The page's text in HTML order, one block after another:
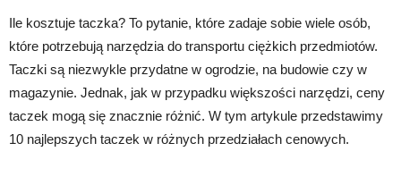
Ile kosztuje taczka? To pytanie, które zadaje sobie wiele osób,
które potrzebują narzędzia do transportu ciężkich przedmiotów.
Taczki są niezwykle przydatne w ogrodzie, na budowie czy w
magazynie. Jednak, jak w przypadku większości narzędzi, ceny
taczek mogą się znacznie różnić. W tym artykule przedstawimy
10 najlepszych taczek w różnych przedziałach cenowych.